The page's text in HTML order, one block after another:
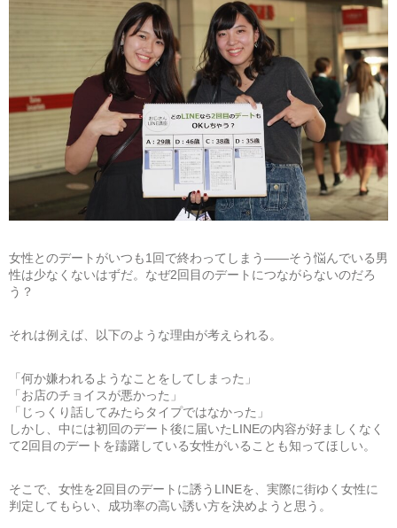
女性とのデートがいつも1回で終わってしまう——そう悩んでいる男
性は少なくないはずだ。なぜ2回目のデートにつながらないのだろ
う？
それは例えば、以下のような理由が考えられる。
「何か嫌われるようなことをしてしまった」
「お店のチョイスが悪かった」
「じっくり話してみたらタイプではなかった」
しかし、中には初回のデート後に届いたLINEの内容が好ましくなく
て2回目のデートを躊躇している女性がいることも知ってほしい。
そこで、女性を2回目のデートに誘うLINEを、実際に街ゆく女性に
判定してもらい、成功率の高い誘い方を決めようと思う。